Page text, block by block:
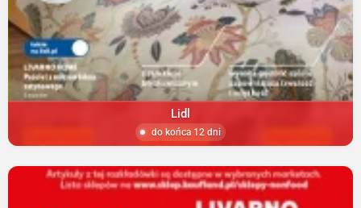
Lidl
do końca 12 dni